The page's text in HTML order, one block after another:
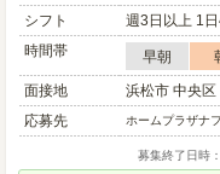
シフト
週3日以上 1
時間帯
早朝
面接地
浜松市 中央区
応募先
ホームプラザナ
募集終了日時